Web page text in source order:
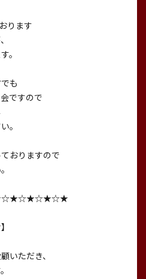
ります
。
も
ですので
。
おりますので
いただき、